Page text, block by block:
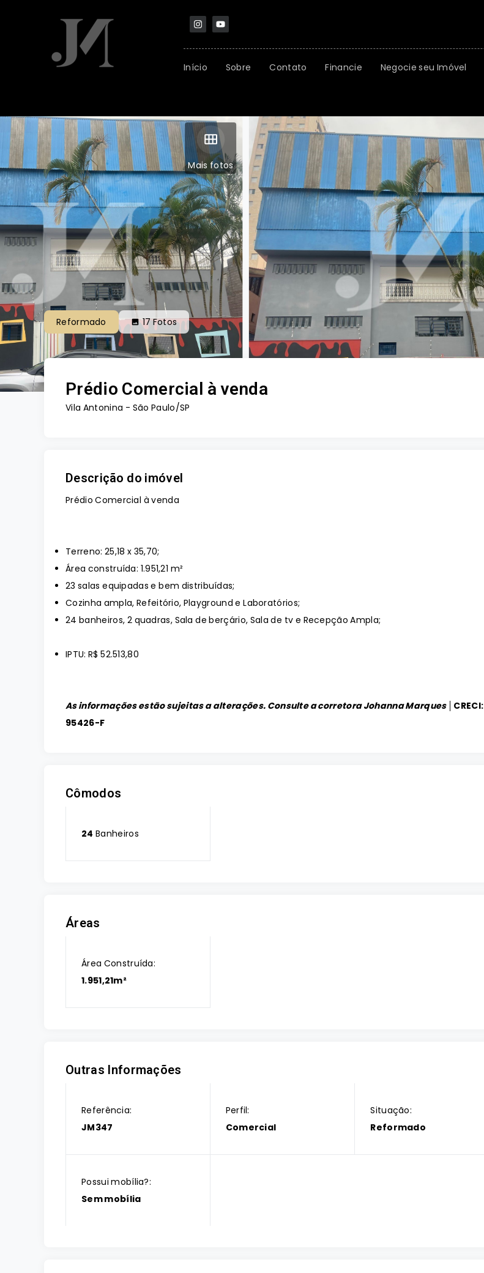
Início Sobre Contato Financie Negocie seu Imóvel
Mais fotos
Reformado 17Fotos
Prédio Comercial à venda
Vila Antonina - São Paulo/SP
Descrição do imóvel
Prédio Comercial à venda
Terreno: 25,18 x 35,70;
Área construída: 1.951,21 m²
23 salas equipadas e bem distribuídas;
Cozinha ampla, Refeitório, Playground e Laboratórios;
24 banheiros, 2 quadras, Sala de berçário, Sala de tv e Recepção Ampla;
IPTU: R$ 52.513,80
As informações estão sujeitas a alterações. Consulte a corretora Johanna Marques │ CRECI:
95426-F
Cômodos
24 Banheiros
Áreas
Área Construída:
1.951,21m²
Outras Informações
Referência:
JM347
Perfil:
Comercial
Situação:
Reformado
Possui mobília?:
Sem mobília